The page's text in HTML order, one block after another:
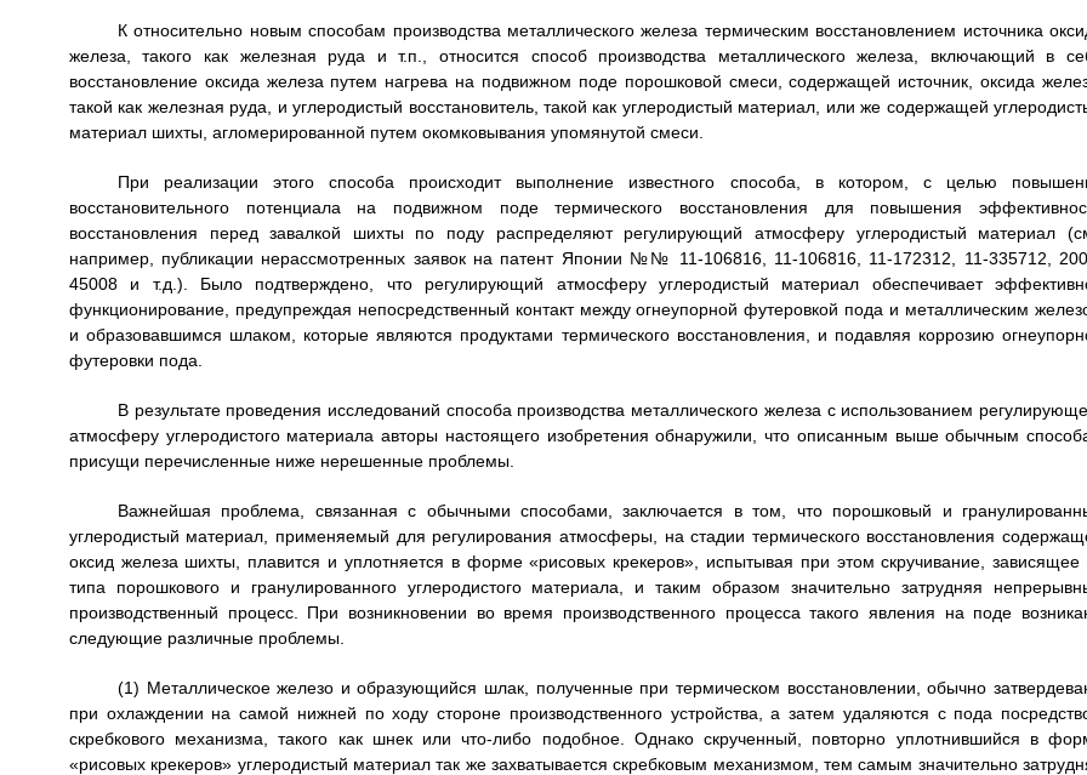
К относительно новым способам производства металлического железа термическим восстановлением источника
железа, такого как железная руда и т.п., относится способ производства металлического железа, включающий в
восстановление оксида железа путем нагрева на подвижном поде порошковой смеси, содержащей источник, оксида
такой как железная руда, и углеродистый восстановитель, такой как углеродистый материал, или же содержащей
материал шихты, агломерированной путем окомковывания упомянутой смеси.
При реализации этого способа происходит выполнение известного способа, в котором, с целью
восстановительного потенциала на подвижном поде термического восстановления для повышения
восстановления перед завалкой шихты по поду распределяют регулирующий атмосферу углеродистый материал
например, публикации нерассмотренных заявок на патент Японии №№ 11-106816, 11-106816, 11-172312, 11-335712,
45008 и т.д.). Было подтверждено, что регулирующий атмосферу углеродистый материал обеспечивает
функционирование, предупреждая непосредственный контакт между огнеупорной футеровкой пода и металлическим
и образовавшимся шлаком, которые являются продуктами термического восстановления, и подавляя коррозию
футеровки пода.
В результате проведения исследований способа производства металлического железа с использованием
атмосферу углеродистого материала авторы настоящего изобретения обнаружили, что описанным выше обычным
присущи перечисленные ниже нерешенные проблемы.
Важнейшая проблема, связанная с обычными способами, заключается в том, что порошковый и
углеродистый материал, применяемый для регулирования атмосферы, на стадии термического восстановления
оксид железа шихты, плавится и уплотняется в форме «рисовых крекеров», испытывая при этом скручивание, зависящее
типа порошкового и гранулированного углеродистого материала, и таким образом значительно затрудняя
производственный процесс. При возникновении во время производственного процесса такого явления на поде
следующие различные проблемы.
(1) Металлическое железо и образующийся шлак, полученные при термическом восстановлении, обычно
при охлаждении на самой нижней по ходу стороне производственного устройства, а затем удаляются с пода
скребкового механизма, такого как шнек или что-либо подобное. Однако скрученный, повторно уплотнившийся в
«рисовых крекеров» углеродистый материал так же захватывается скребковым механизмом, тем самым значительно